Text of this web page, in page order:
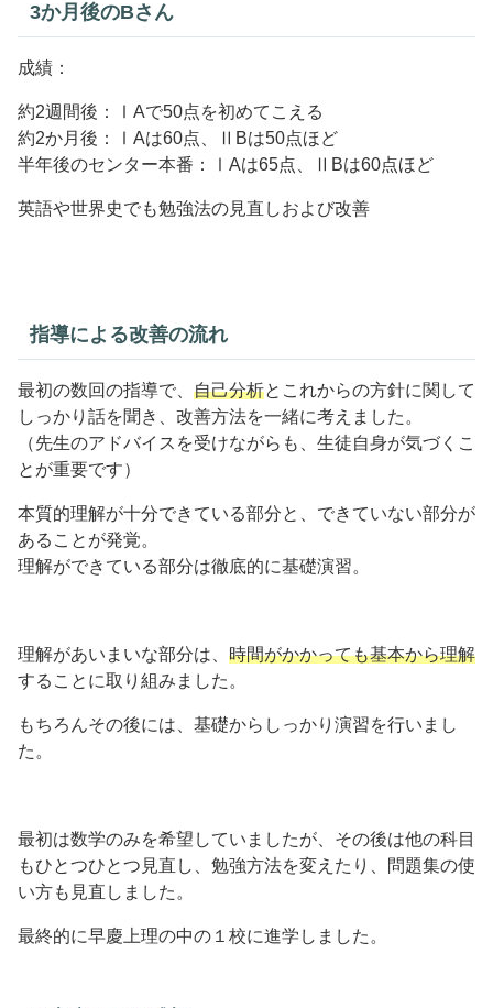
3か月後のBさん
成績：
約2週間後：ⅠAで50点を初めてこえる
約2か月後：ⅠAは60点、ⅡBは50点ほど
半年後のセンター本番：ⅠAは65点、ⅡBは60点ほど
英語や世界史でも勉強法の見直しおよび改善
指導による改善の流れ
最初の数回の指導で、 自己分析とこれからの方針に関して
しっかり話を聞き、改善方法を一緒に考えました。
（先生のアドバイスを受けながらも、生徒自身が気づくこ
とが重要です）
本質的理解が十分できている部分と、できていない部分が
あることが発覚。
理解ができている部分は徹底的に基礎演習。
理解があいまいな部分は、 時間がかかっても基本から理解
することに取り組みました。
もちろんその後には、基礎からしっかり演習を行いまし
た。
最初は数学のみを希望していましたが、その後は他の科目
もひとつひとつ見直し、勉強方法を変えたり、問題集の使
い方も見直しました。
最終的に早慶上理の中の１校に進学しました。